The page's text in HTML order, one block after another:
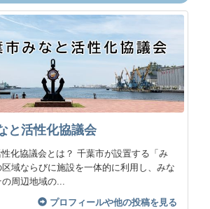
と活性化協議会
化協議会とは？ 千葉市が設置する「み
域ならびに施設を一体的に利用し、みな
周辺地域の...
プロフィールや他の投稿を見る